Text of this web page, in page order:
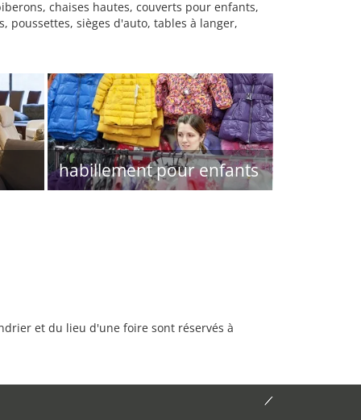
chaises hautes, couverts pour enfants,
sièges d'auto, tables à langer,
habillement pour enfants
et du lieu d'une foire sont réservés à